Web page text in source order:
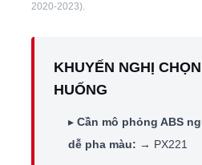
2020-2023).
KHUYẾN NGHỊ
HUỐNG
▸Cần mô phỏng ABS
dễ pha màu: → PX221